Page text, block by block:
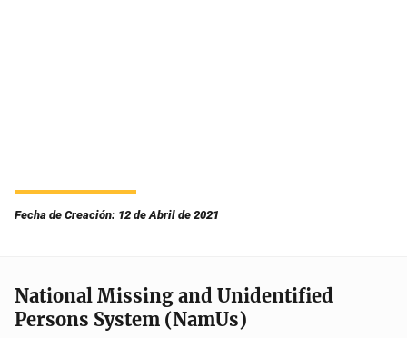
Fecha de Creación: 12 de Abril de 2021
National Missing and Unidentified
Persons System (NamUs)